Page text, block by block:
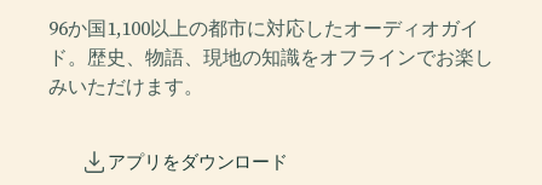
96か国1,100以上の都市に対応したオーディオガイ
ド。歴史、物語、現地の知識をオフラインでお楽し
みいただけます。
アプリをダウンロード